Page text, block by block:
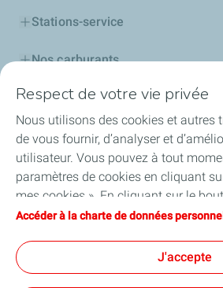
Stations-service
Nos carburants
Lubrifiants
Lubrifiants pour les
Carte TotalEnergies
Découvrir TotalEnergies
Respect de votre vie privée
Nous utilisons des cookies et autres
de vous fournir, d’analyser et
utilisateur. Vous pouvez à tout
paramètres de cookies en cliquant
mes cookies ». En cliquant sur le
vous acceptez le dépôt de l’ensemble
techniques nécessaires au bon
seront utilisés. Pour plus
Accéder à la charte de données
J'accepte